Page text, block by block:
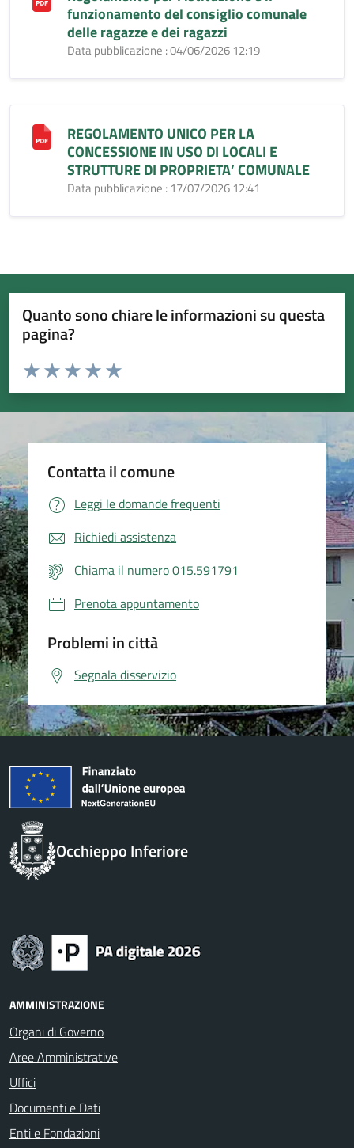
funzionamento del consiglio comunale
delle ragazze e dei ragazzi
Data pubblicazione : 04/06/2026 12:19
REGOLAMENTO UNICO PER LA
CONCESSIONE IN USO DI LOCALI E
STRUTTURE DI PROPRIETA’ COMUNALE
Data pubblicazione : 17/07/2026 12:41
Quanto sono chiare le informazioni su questa
pagina?
Valuta da 1 a 5 stelle la pagina
Valuta 5 stelle su 5
Valuta 4 stelle su 5
Valuta 3 stelle su 5
Valuta 2 stelle su 5
Valuta 1 stelle su 5
Contatta il comune
Leggi le domande frequenti
Richiedi assistenza
Chiama il numero 015.591791
Prenota appuntamento
Problemi in città
Segnala disservizio
Occhieppo Inferiore
AMMINISTRAZIONE
Organi di Governo
Aree Amministrative
Uffici
Documenti e Dati
Enti e Fondazioni